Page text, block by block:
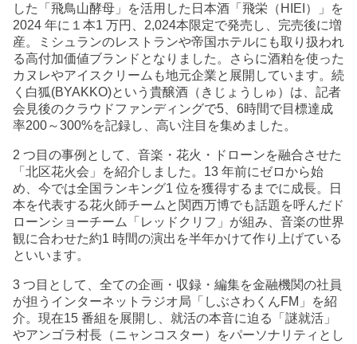
した「飛鳥山酵母」を活用した日本酒「飛栄（HIEI）」を
2024 年に１本1 万円、2,024本限定で発売し、完売後に増
産。ミシュランのレストランや帝国ホテルにも取り扱われ
る高付加価値ブランドとなりました。さらに酒粕を使った
カヌレやアイスクリームも地元企業と展開しています。続
く白狐(BYAKKO)という貴醸酒（きじょうしゅ）は、記者
会見後のクラウドファンディングで5、6時間で目標達成
率200～300%を記録し、高い注目を集めました。
2 つ目の事例として、音楽・花火・ドローンを融合させた
「北区花火会」を紹介しました。13 年前にゼロから始
め、今では全国ランキング1 位を獲得するまでに成長。日
本を代表する花火師チームと関西万博でも話題を呼んだド
ローンショーチーム「レッドクリフ」が組み、音楽の世界
観に合わせた約1 時間の演出を半年かけて作り上げている
といいます。
3 つ目として、全ての企画・収録・編集を金融機関の社員
が担うインターネットラジオ局「しぶさわくんFM」を紹
介。現在15 番組を展開し、就活の本音に迫る「謎就活」
やアンゴラ村長（ニャンコスター）をパーソナリティとし